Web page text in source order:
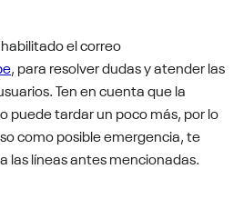
el correo
, para resolver dudas y atender las
Ten en cuenta que la
puede tardar un poco más, por lo
como posible emergencia, te
las líneas antes mencionadas.